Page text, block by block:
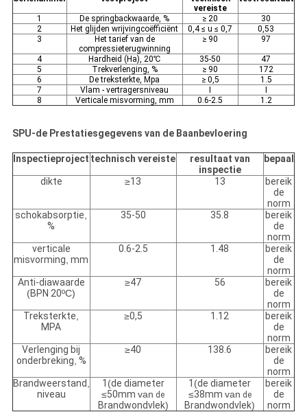
vereiste
1 De springbackwaarde, % ≥ 20
30
2
Het glijden wrijvingcoëfficiënt 0,4 ≤ u ≤ 0,7
0,53
3
Het tarief van de
compressieterugwinning
≥ 90 97
4 Hardheid (Ha), 20℃ 35-50
47
5
Trekverlenging, % ≥ 90
172
6
De treksterkte, Mpa ≥ 0,5
1.5
7
Vlam - vertragersniveau
8
Verticale misvorming, mm 0.6-2.5 1.2
SPU-de Prestatiesgegevens van de Baanbevloering
Inspectieproject technisch vereiste
resultaat van
inspectie
bepaal
dikte ≥13 13
bereik
de
norm
schokabsorptie,
%
35-50 35.8
bereik
de
norm
verticale
misvorming, mm
0.6-2.5 1.48
bereik
de
norm
(BPN 20ºC)
≥47 56
bereik
de
norm
Treksterkte,
MPA
≥0,5 1.12
bereik
de
norm
Verlenging bij
onderbreking, %
≥40 138.6
bereik
de
norm
Brandweerstand,
niveau
1 (
de diameter
≤50mmvan
Brandwondvlek)
1 (
≤38mm van de
Brandwondvlek)
bereik
de
norm